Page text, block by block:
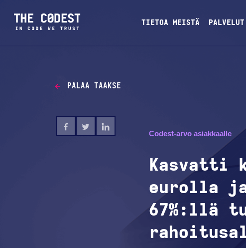
TIETOA MEISTÄ PALVELUT
PALAA TAAKSE
Codest-arvo asiakkaalle
Kasvatti
eurolla
67%:llä